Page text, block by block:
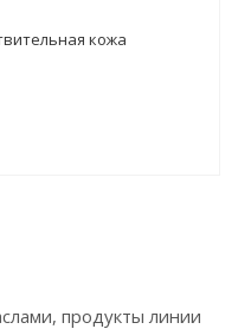
кожа
продукты линии